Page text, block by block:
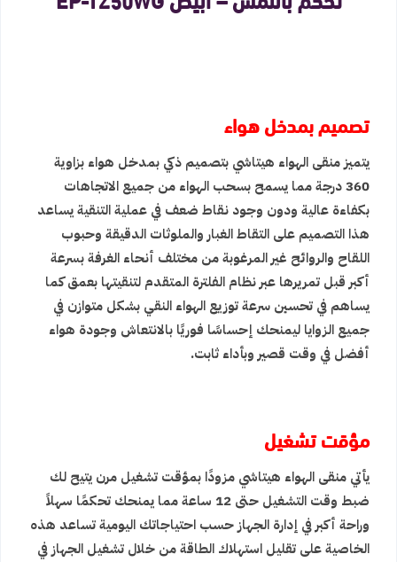
تصميم بمدخل هواء
يتميز منقى الهواء هيتاشي بتصميم ذكي بمدخل هواء بزاوية
360 درجة مما يسمح بسحب الهواء من جميع الاتجاهات
بكفاءة عالية ودون وجود نقاط ضعف في عملية التنقية يساعد
هذا التصميم على التقاط الغبار والملوثات الدقيقة وحبوب
اللقاح والروائح غير المرغوبة من مختلف أنحاء الغرفة بسرعة
أكبر قبل تمريرها عبر نظام الفلترة المتقدم لتنقيتها بعمق كما
يساهم في تحسين سرعة توزيع الهواء النقي بشكل متوازن في
جميع الزوايا ليمنحك إحساسًا فوريًا بالانتعاش وجودة هواء
أفضل في وقت قصير وبأداء ثابت.
مؤقت تشغيل
يأتي منقى الهواء هيتاشي مزودًا بمؤقت تشغيل مرن يتيح لك
ضبط وقت التشغيل حتى 12 ساعة مما يمنحك تحكمًا سهلاً
وراحة أكبر في إدارة الجهاز حسب احتياجاتك اليومية تساعد هذه
الخاصية على تقليل استهلاك الطاقة من خلال تشغيل الجهاز في